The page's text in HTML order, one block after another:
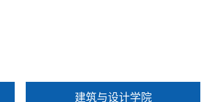
建筑与设计学院